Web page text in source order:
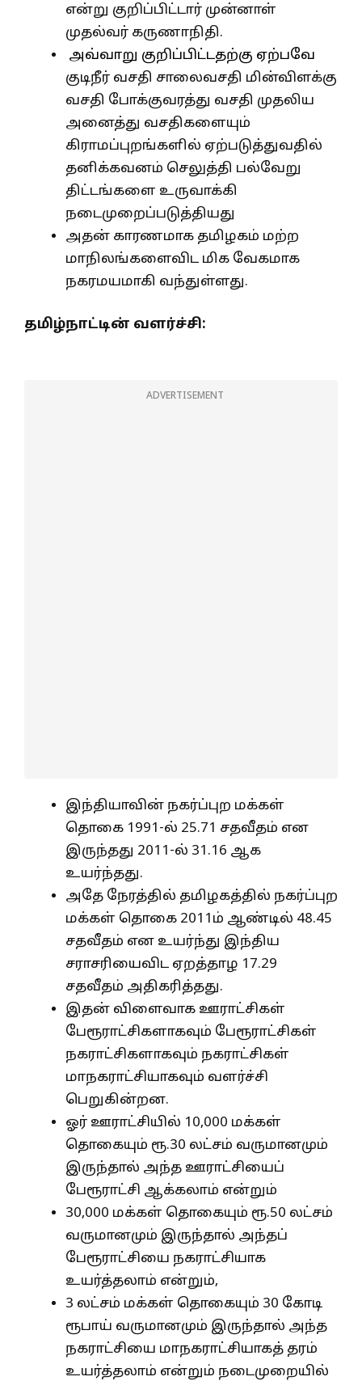
என்று குறிப்பிட்டார் முன்னாள்
முதல்வர் கருணாநிதி.
அவ்வாறு குறிப்பிட்டதற்கு ஏற்பவே
குடிநீர் வசதி சாலைவசதி மின்விளக்கு
வசதி போக்குவரத்து வசதி முதலிய
அனைத்து வசதிகளையும்
கிராமப்புறங்களில் ஏற்படுத்துவதில்
தனிக்கவனம் செலுத்தி பல்வேறு
திட்டங்களை உருவாக்கி
நடைமுறைப்படுத்தியது
அதன் காரணமாக தமிழகம் மற்ற
மாநிலங்களைவிட மிக வேகமாக
நகரமயமாகி வந்துள்ளது.
தமிழ்நாட்டின் வளர்ச்சி:
ADVERTISEMENT
இந்தியாவின் நகர்ப்புற மக்கள்
தொகை 1991-ல் 25.71 சதவீதம் என
இருந்தது 2011-ல் 31.16 ஆக
உயர்ந்தது.
அதே நேரத்தில் தமிழகத்தில் நகர்ப்புற
மக்கள் தொகை 2011ம் ஆண்டில் 48.45
சதவீதம் என உயர்ந்து இந்திய
சராசரியைவிட ஏறத்தாழ 17.29
சதவீதம் அதிகரித்தது.
இதன் விளைவாக ஊராட்சிகள்
பேரூராட்சிகளாகவும் பேரூராட்சிகள்
நகராட்சிகளாகவும் நகராட்சிகள்
மாநகராட்சியாகவும் வளர்ச்சி
பெறுகின்றன.
ஓர் ஊராட்சியில் 10,000 மக்கள்
தொகையும் ரூ.30 லட்சம் வருமானமும்
இருந்தால் அந்த ஊராட்சியைப்
பேரூராட்சி ஆக்கலாம் என்றும்
30,000 மக்கள் தொகையும் ரூ.50 லட்சம்
வருமானமும் இருந்தால் அந்தப்
பேரூராட்சியை நகராட்சியாக
உயர்த்தலாம் என்றும்,
3 லட்சம் மக்கள் தொகையும் 30 கோடி
ரூபாய் வருமானமும் இருந்தால் அந்த
நகராட்சியை மாநகராட்சியாகத் தரம்
உயர்த்தலாம் என்றும் நடைமுறையில்